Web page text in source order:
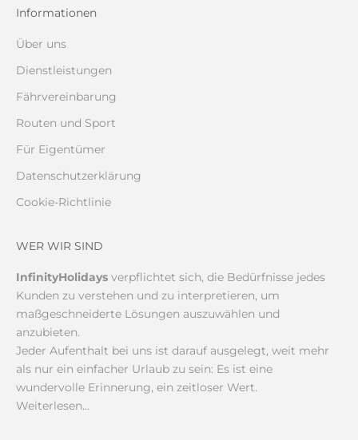
Informationen
Über uns
Dienstleistungen
Fährvereinbarung
Routen und Sport
Für Eigentümer
Datenschutzerklärung
Cookie-Richtlinie
WER WIR SIND
InfinityHolidays verpflichtet sich, die Bedürfnisse jedes
Kunden zu verstehen und zu interpretieren, um
maßgeschneiderte Lösungen auszuwählen und
anzubieten.
Jeder Aufenthalt bei uns ist darauf ausgelegt, weit mehr
als nur ein einfacher Urlaub zu sein: Es ist eine
wundervolle Erinnerung, ein zeitloser Wert.
Weiterlesen...